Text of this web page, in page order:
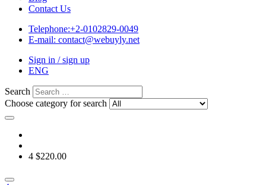
Contact Us
Telephone:+2-0102829-0049
E-mail: contact@webuyly.net
Sign in / sign up
ENG
Search
Choose category for search
4 $220.00